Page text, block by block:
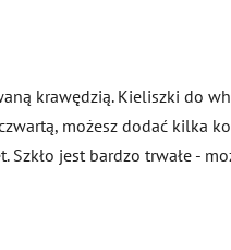
krawędzią. Kieliszki do
możesz dodać kilka
jest bardzo trwałe -